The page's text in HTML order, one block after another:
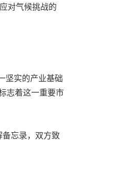
对气候挑战的
坚实的产业基础
志着这一重要市
忘录，双方致